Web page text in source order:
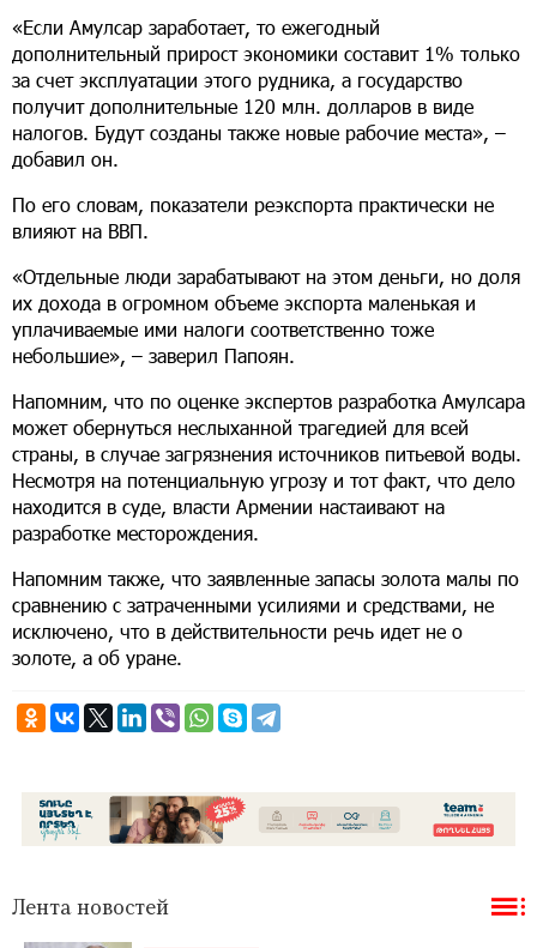
«Если Амулсар заработает, то ежегодный
дополнительный прирост экономики составит 1% только
за счет эксплуатации этого рудника, а государство
получит дополнительные 120 млн. долларов в виде
налогов. Будут созданы также новые рабочие места», –
добавил он.
По его словам, показатели реэкспорта практически не
влияют на ВВП.
«Отдельные люди зарабатывают на этом деньги, но доля
их дохода в огромном объеме экспорта маленькая и
уплачиваемые ими налоги соответственно тоже
небольшие», – заверил Папоян.
Напомним, что по оценке экспертов разработка Амулсара
может обернуться неслыханной трагедией для всей
страны, в случае загрязнения источников питьевой воды.
Несмотря на потенциальную угрозу и тот факт, что дело
находится в суде, власти Армении настаивают на
разработке месторождения.
Напомним также, что заявленные запасы золота малы по
сравнению с затраченными усилиями и средствами, не
исключено, что в действительности речь идет не о
золоте, а об уране.
Лента новостей